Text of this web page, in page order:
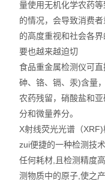
X荧光光谱仪
RoHS检测仪
重金属检测仪
邻苯检测仪
元素分析仪
镀层厚度分析仪
量使用无机化学农药
的情况，会导致消费
的高度重视和社会各
要也越来越迫切
食品重金属检测仪可
砷、铬、镉、汞)含量
农药残留，硝酸盐和
分和微量养分。
X射线荧光光谱（
zui便捷的一种检测技
任何耗材,且检测精度
测物质中的原子,使之